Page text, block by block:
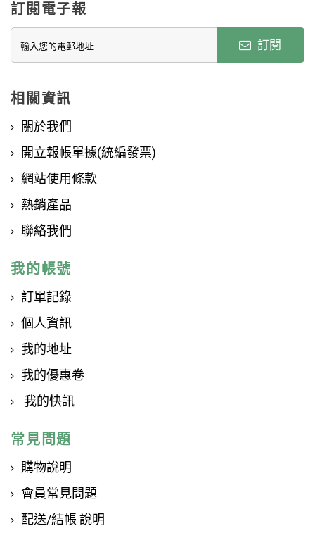
訂閱電子報
訂閱
相關資訊
關於我們
開立報帳單據(統編發票)
網站使用條款
熱銷產品
聯絡我們
我的帳號
訂單記錄
個人資訊
我的地址
我的優惠卷
我的快訊
常見問題
購物說明
會員常見問題
配送/結帳 說明